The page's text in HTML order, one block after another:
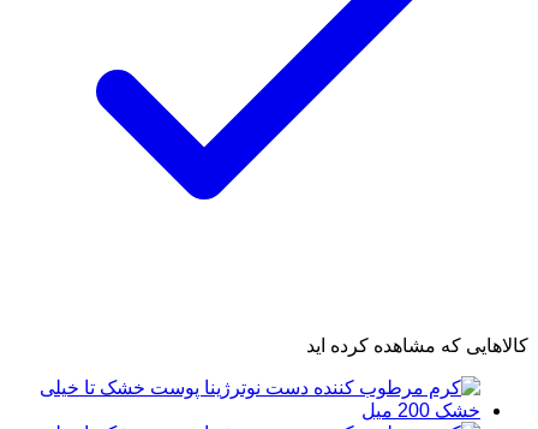
کالاهایی که مشاهده کرده اید